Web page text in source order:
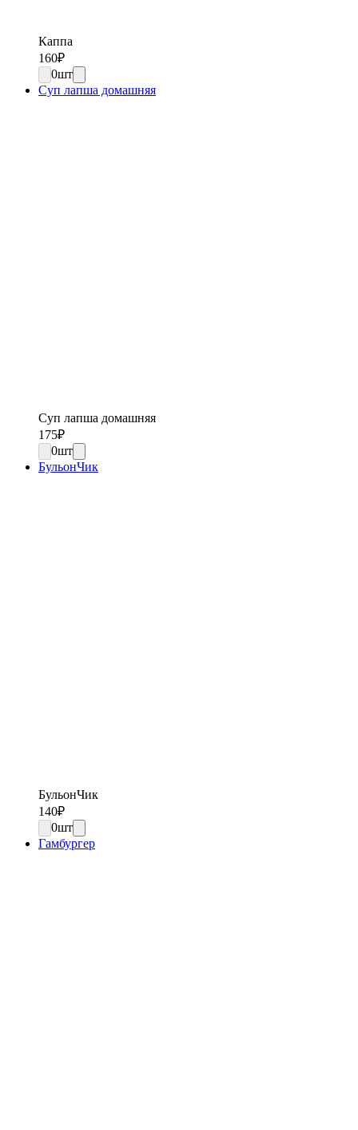
Каппа
160₽
0шт
Суп лапша домашняя
Суп лапша домашняя
175₽
0шт
БульонЧик
БульонЧик
140₽
0шт
Гамбургер